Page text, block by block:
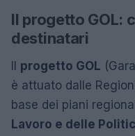
Il progetto GOL:
destinatari
progetto GOL
è attuato dalle
base dei piani
Lavoro e delle